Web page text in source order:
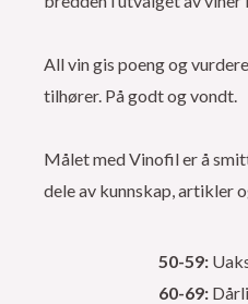
All vin gis poeng og
tilhører. På godt og vondt.
Målet med Vinofil er å
dele av kunnskap, artikler
50-59:
60-69: